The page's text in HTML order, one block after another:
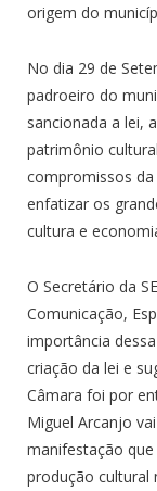
origem do
No dia 29 de
padroeiro do
sancionada a lei,
patrimônio
compromissos
enfatizar os
cultura e
O Secretário da
Comunicação,
importância
criação da lei e
Câmara foi por
Miguel Arcanjo
manifestação
produção cultural